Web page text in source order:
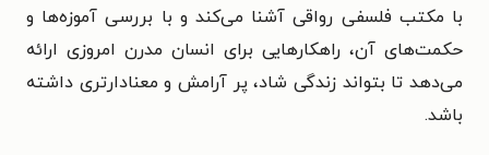
با مکتب فلسفی رواقی آشنا می‌کند و با بررسی آموزه‌ها و
حکمت‌های آن، راهکارهایی برای انسان مدرن امروزی ارائه
می‌دهد تا بتواند زندگی شاد، پر آرامش و معنادارتری داشته
باشد.